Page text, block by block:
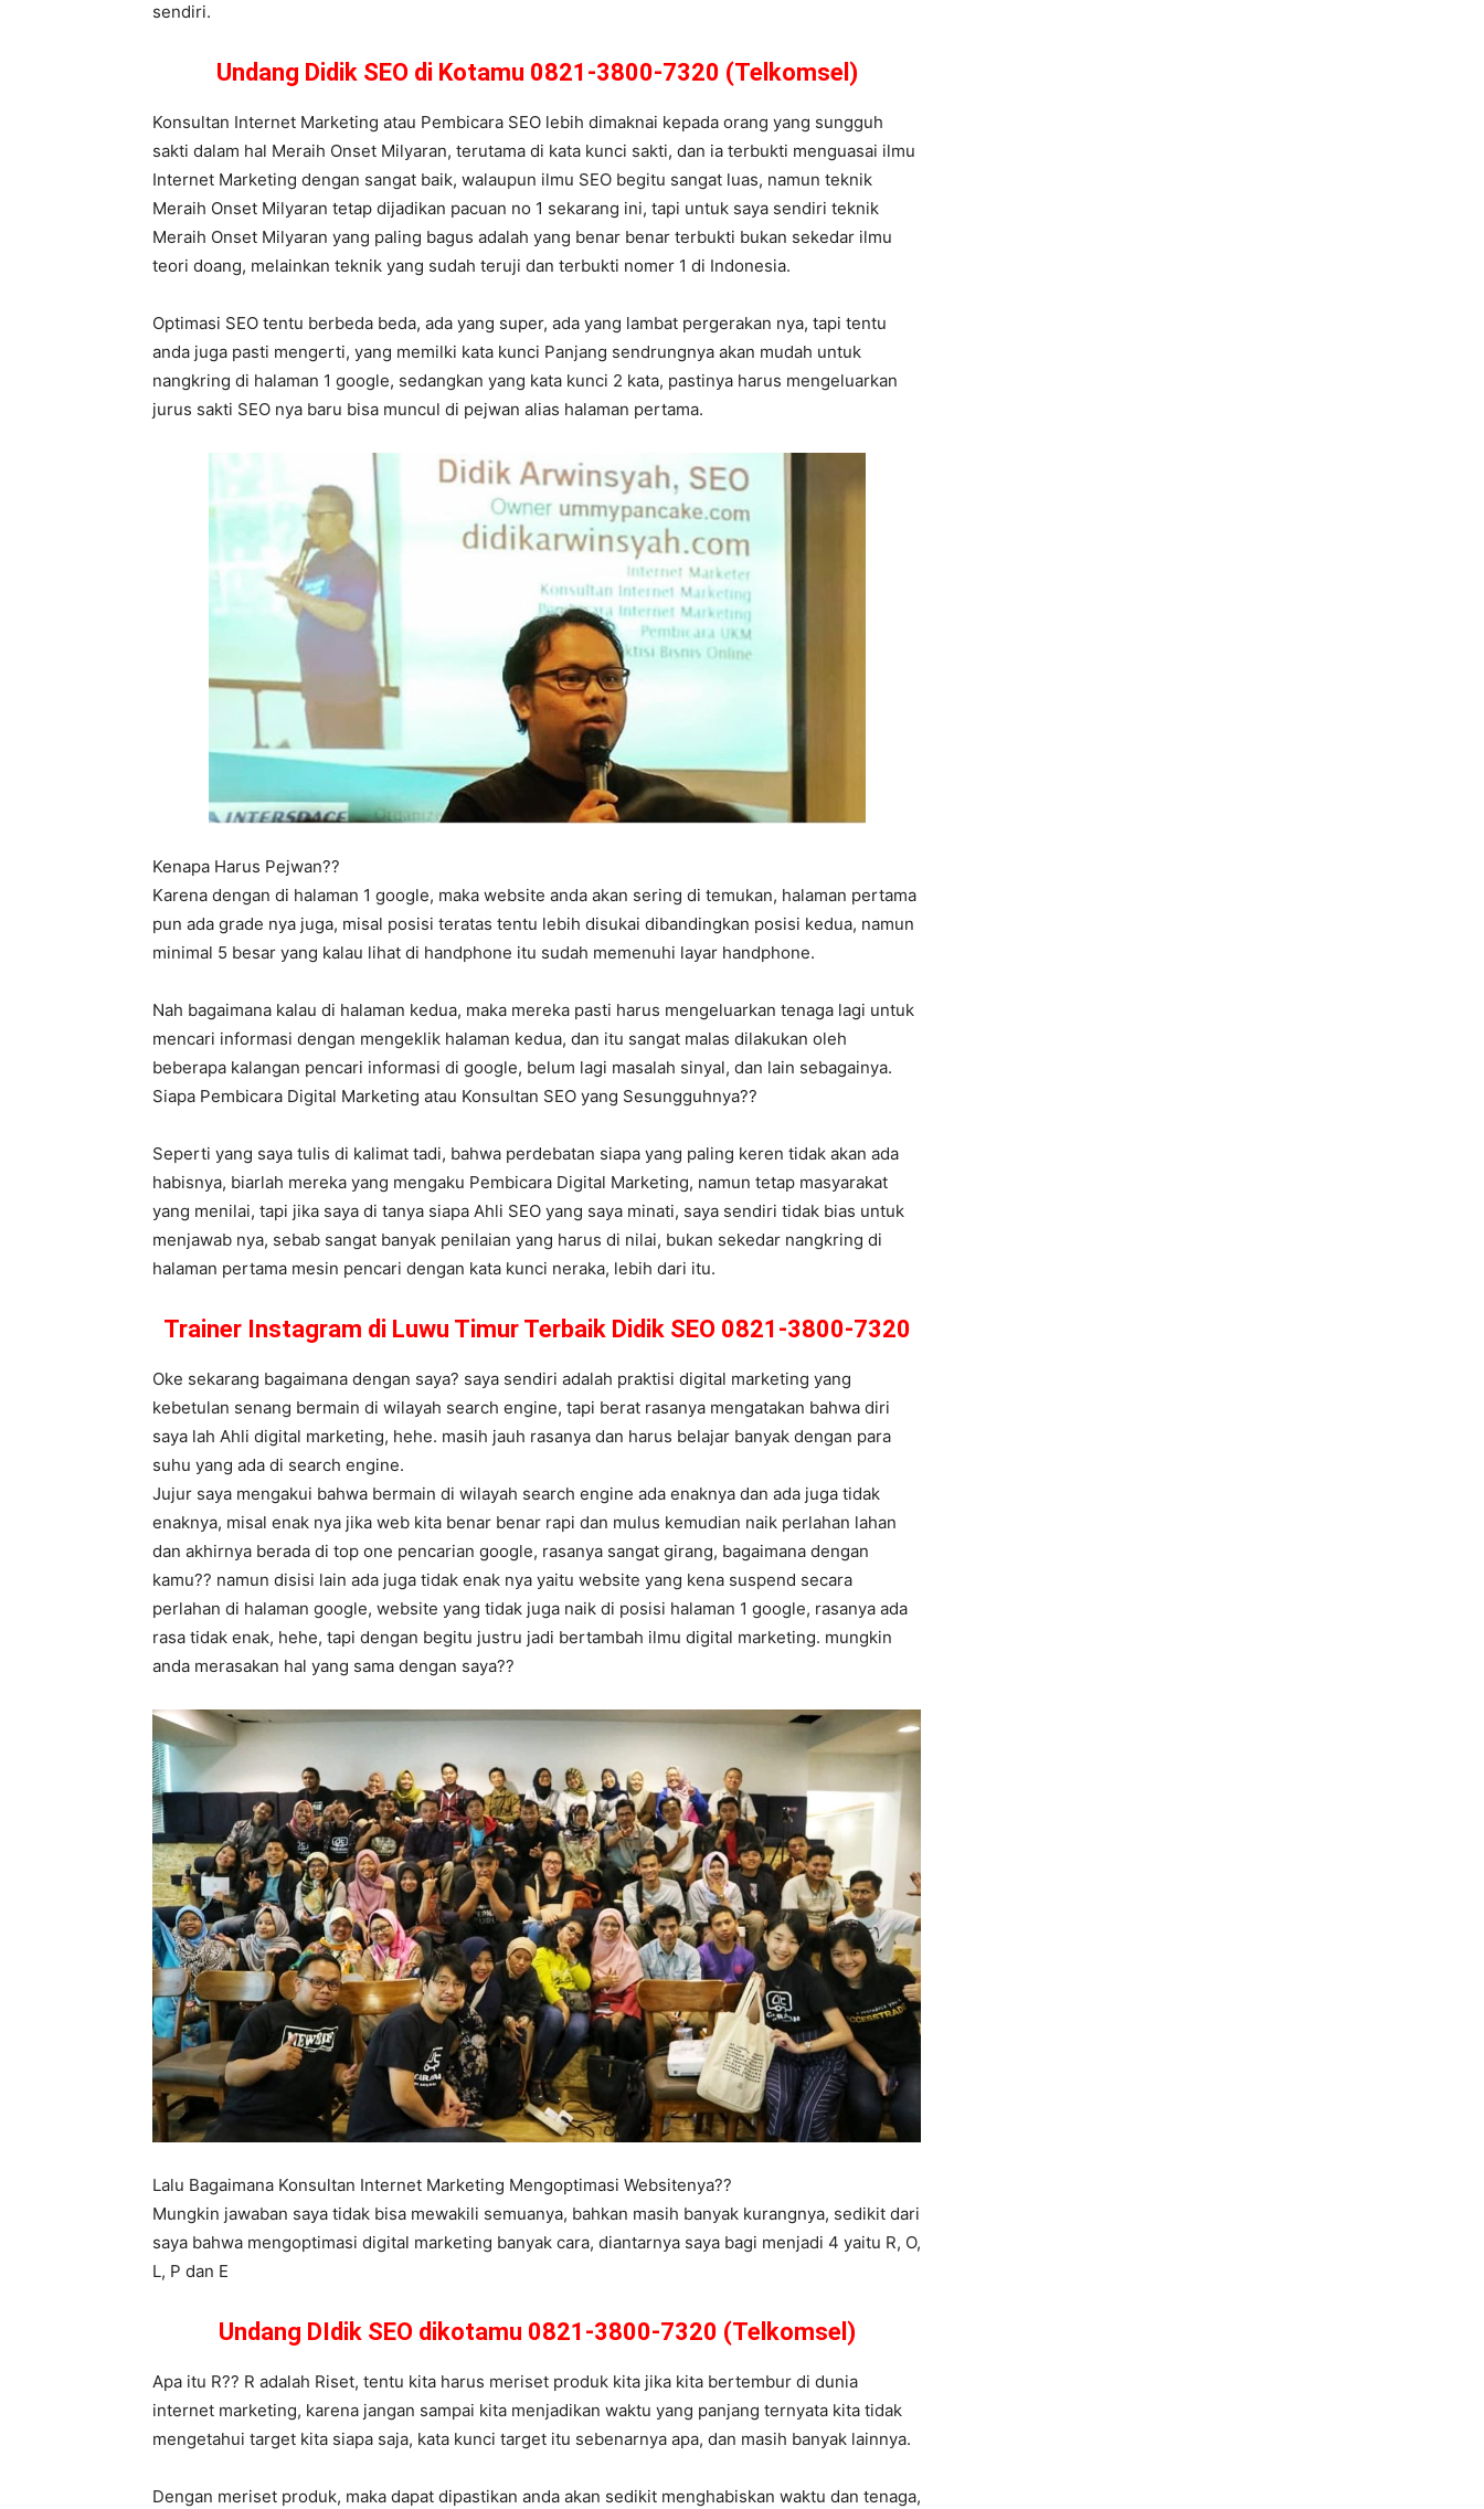
sendiri.
Undang Didik SEO di Kotamu 0821-3800-7320 (Telkomsel)
Konsultan Internet Marketing atau Pembicara SEO lebih dimaknai kepada orang yang sungguh
sakti dalam hal Meraih Onset Milyaran, terutama di kata kunci sakti, dan ia terbukti menguasai ilmu
Internet Marketing dengan sangat baik, walaupun ilmu SEO begitu sangat luas, namun teknik
Meraih Onset Milyaran tetap dijadikan pacuan no 1 sekarang ini, tapi untuk saya sendiri teknik
Meraih Onset Milyaran yang paling bagus adalah yang benar benar terbukti bukan sekedar ilmu
teori doang, melainkan teknik yang sudah teruji dan terbukti nomer 1 di Indonesia.
Optimasi SEO tentu berbeda beda, ada yang super, ada yang lambat pergerakan nya, tapi tentu
anda juga pasti mengerti, yang memilki kata kunci Panjang sendrungnya akan mudah untuk
nangkring di halaman 1 google, sedangkan yang kata kunci 2 kata, pastinya harus mengeluarkan
jurus sakti SEO nya baru bisa muncul di pejwan alias halaman pertama.
Kenapa Harus Pejwan??
Karena dengan di halaman 1 google, maka website anda akan sering di temukan, halaman pertama
pun ada grade nya juga, misal posisi teratas tentu lebih disukai dibandingkan posisi kedua, namun
minimal 5 besar yang kalau lihat di handphone itu sudah memenuhi layar handphone.
Nah bagaimana kalau di halaman kedua, maka mereka pasti harus mengeluarkan tenaga lagi untuk
mencari informasi dengan mengeklik halaman kedua, dan itu sangat malas dilakukan oleh
beberapa kalangan pencari informasi di google, belum lagi masalah sinyal, dan lain sebagainya.
Siapa Pembicara Digital Marketing atau Konsultan SEO yang Sesungguhnya??
Seperti yang saya tulis di kalimat tadi, bahwa perdebatan siapa yang paling keren tidak akan ada
habisnya, biarlah mereka yang mengaku Pembicara Digital Marketing, namun tetap masyarakat
yang menilai, tapi jika saya di tanya siapa Ahli SEO yang saya minati, saya sendiri tidak bias untuk
menjawab nya, sebab sangat banyak penilaian yang harus di nilai, bukan sekedar nangkring di
halaman pertama mesin pencari dengan kata kunci neraka, lebih dari itu.
Trainer Instagram di Luwu Timur Terbaik Didik SEO 0821-3800-7320
Oke sekarang bagaimana dengan saya? saya sendiri adalah praktisi digital marketing yang
kebetulan senang bermain di wilayah search engine, tapi berat rasanya mengatakan bahwa diri
saya lah Ahli digital marketing, hehe. masih jauh rasanya dan harus belajar banyak dengan para
suhu yang ada di search engine.
Jujur saya mengakui bahwa bermain di wilayah search engine ada enaknya dan ada juga tidak
enaknya, misal enak nya jika web kita benar benar rapi dan mulus kemudian naik perlahan lahan
dan akhirnya berada di top one pencarian google, rasanya sangat girang, bagaimana dengan
kamu?? namun disisi lain ada juga tidak enak nya yaitu website yang kena suspend secara
perlahan di halaman google, website yang tidak juga naik di posisi halaman 1 google, rasanya ada
rasa tidak enak, hehe, tapi dengan begitu justru jadi bertambah ilmu digital marketing. mungkin
anda merasakan hal yang sama dengan saya??
Lalu Bagaimana Konsultan Internet Marketing Mengoptimasi Websitenya??
Mungkin jawaban saya tidak bisa mewakili semuanya, bahkan masih banyak kurangnya, sedikit dari
saya bahwa mengoptimasi digital marketing banyak cara, diantarnya saya bagi menjadi 4 yaitu R, O,
L, P dan E
Undang DIdik SEO dikotamu 0821-3800-7320 (Telkomsel)
Apa itu R?? R adalah Riset, tentu kita harus meriset produk kita jika kita bertembur di dunia
internet marketing, karena jangan sampai kita menjadikan waktu yang panjang ternyata kita tidak
mengetahui target kita siapa saja, kata kunci target itu sebenarnya apa, dan masih banyak lainnya.
Dengan meriset produk, maka dapat dipastikan anda akan sedikit menghabiskan waktu dan tenaga,